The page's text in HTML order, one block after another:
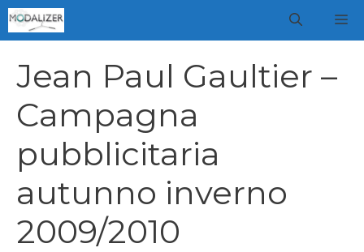
Vai
al
Jean Paul Gaultier –
Campagna
pubblicitaria
autunno inverno
2009/2010